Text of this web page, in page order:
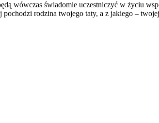
wówczas świadomie uczestniczyć w życiu
rodzina twojego taty, a z jakiego –